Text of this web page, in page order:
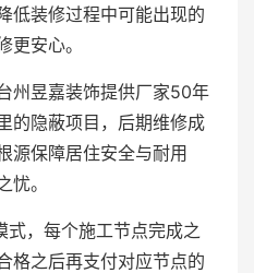
低装修过程中可能出现的
安心。
州昱嘉装饰提供厂家50年
的隐蔽项目，后期维修成
源保障居住安全与耐用
。
式，每个施工节点完成之
格之后再支付对应节点的